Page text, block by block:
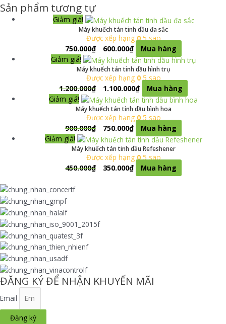
Sản phẩm tương tự
Giảm giá!
Máy khuếch tán tinh dầu đa sắc
Được xếp hạng05 sao
750.000₫ 600.000₫
Mua hàng
Giảm giá!
Máy khuếch tán tinh dầu hình trụ
Được xếp hạng 05 sao
1.200.000₫ 1.100.000₫
Mua hàng
Giảm giá!
Máy khuếch tán tinh dầu bình hoa
Được xếp hạng05 sao
900.000₫ 750.000₫
Mua hàng
Giảm giá!
Máy khuếch tán tinh dầu Refeshener
Được xếp hạng 05 sao
450.000₫ 350.000₫ Mua hàng
ĐĂNG KÝ ĐỂ NHẬN KHUYẾN MÃI
Email
Đăng ký